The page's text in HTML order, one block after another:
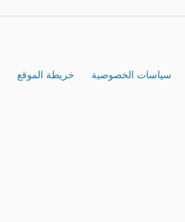
سياسات الخصوصية خريطة الموقع